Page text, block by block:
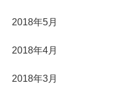
2018年5月
2018年4月
2018年3月